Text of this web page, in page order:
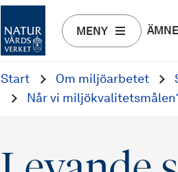
MENY
Start Om miljöarbetet
Når vi